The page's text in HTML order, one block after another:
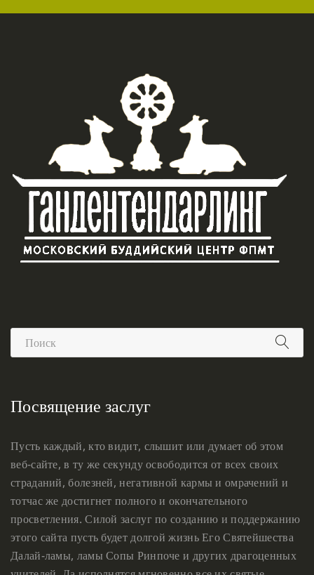
Посвящение заслуг
Пусть каждый, кто видит, слышит или думает об этом
веб-сайте, в ту же секунду освободится от всех своих
страданий, болезней, негативной кармы и омрачений и
тотчас же достигнет полного и окончательного
просветления. Силой заслуг по созданию и поддержанию
этого сайта пусть будет долгой жизнь Его Святейшества
Далай-ламы, ламы Сопы Ринпоче и других драгоценных